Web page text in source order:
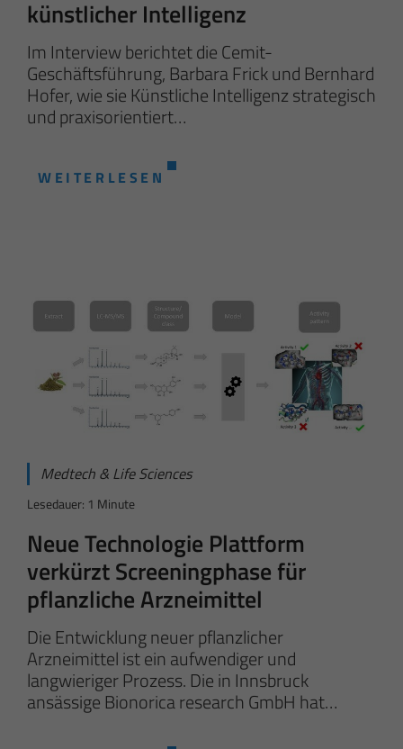
künstlicher Intelligenz
Im Interview berichtet die Cemit-
Geschäftsführung, Barbara Frick und Bernhard
Hofer, wie sie Künstliche Intelligenz strategisch
und praxisorientiert…
WEITERLESEN
Medtech & Life Sciences
Lesedauer: 1 Minute
Neue Technologie Plattform
verkürzt Screeningphase für
pflanzliche Arzneimittel
Die Entwicklung neuer pflanzlicher
Arzneimittel ist ein aufwendiger und
langwieriger Prozess. Die in Innsbruck
ansässige Bionorica research GmbH hat…